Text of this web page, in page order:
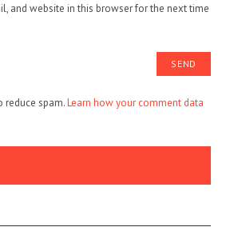
and website in this browser for the next time
reduce spam.Learn how your comment data